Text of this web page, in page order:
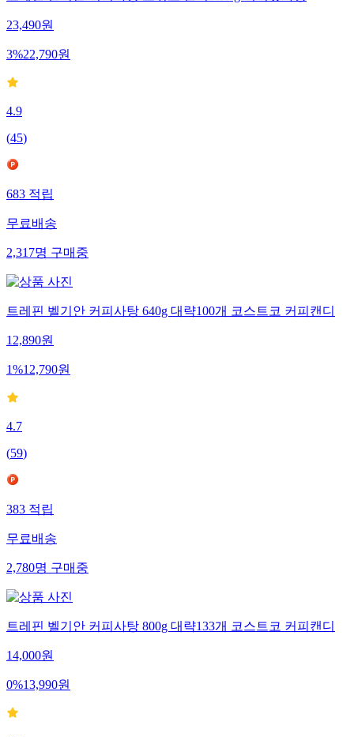
23,490원
3%22,790원
4.9
(45)
683적립
무료배송
2,317명구매중
트레핀 벨기안 커피사탕 640g 대략100개 코스트코 커피캔디
12,890원
1%12,790원
4.7
(59)
383적립
무료배송
2,780명구매중
트레핀 벨기안 커피사탕 800g 대략133개 코스트코 커피캔디
14,000원
0%13,990원